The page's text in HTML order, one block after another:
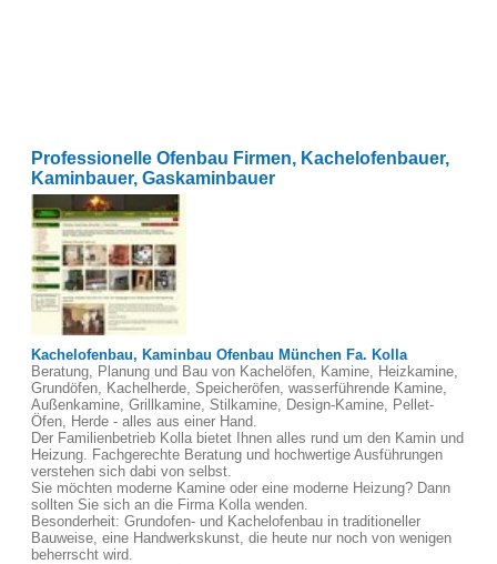
Professionelle Ofenbau Firmen, Kachelofenbauer,
Kaminbauer, Gaskaminbauer
Kachelofenbau, Kaminbau Ofenbau München Fa. Kolla
Beratung, Planung und Bau von Kachelöfen, Kamine, Heizkamine,
Grundöfen, Kachelherde, Speicheröfen, wasserführende Kamine,
Außenkamine, Grillkamine, Stilkamine, Design-Kamine, Pellet-
Öfen, Herde - alles aus einer Hand.
Der Familienbetrieb Kolla bietet Ihnen alles rund um den Kamin und
Heizung. Fachgerechte Beratung und hochwertige Ausführungen
verstehen sich dabi von selbst.
Sie möchten moderne Kamine oder eine moderne Heizung? Dann
sollten Sie sich an die Firma Kolla wenden.
Besonderheit: Grundofen- und Kachelofenbau in traditioneller
Bauweise, eine Handwerkskunst, die heute nur noch von wenigen
beherrscht wird.